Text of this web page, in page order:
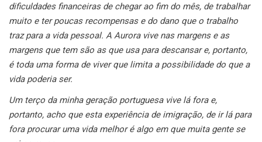
dificuldades financeiras de chegar ao fim do mês, de trabalhar
muito e ter poucas recompensas e do dano que o trabalho
traz para a vida pessoal. A Aurora vive nas margens e as
margens que tem são as que usa para descansar e, portanto,
é toda uma forma de viver que limita a possibilidade do que a
vida poderia ser.
Um terço da minha geração portuguesa vive lá fora e,
portanto, acho que esta experiência de imigração, de ir lá para
fora procurar uma vida melhor é algo em que muita gente se